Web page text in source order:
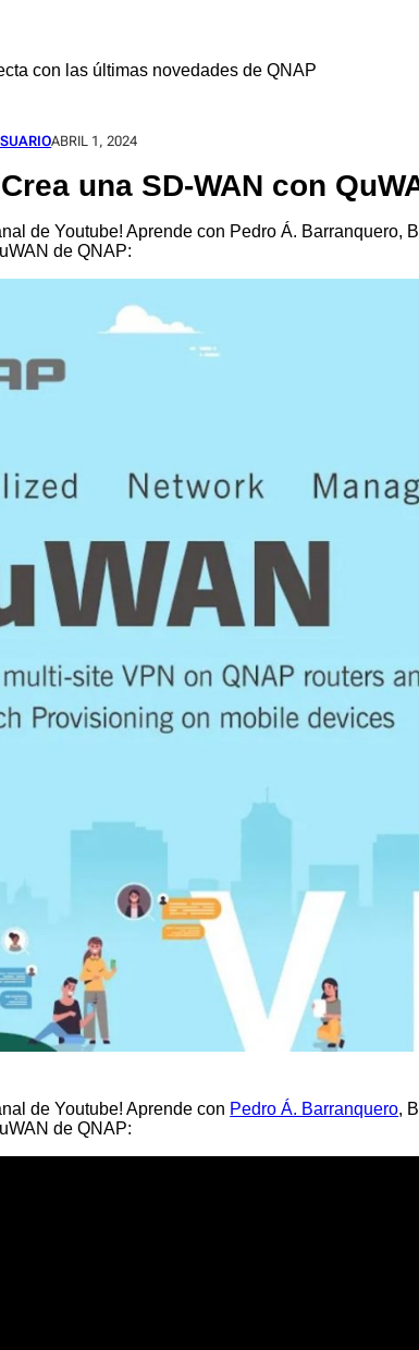
con las últimas novedades de QNAP
ABRIL 1, 2024
una SD-WAN con
de Youtube! Aprende con Pedro Á.
de QNAP:
de Youtube! Aprende con Pedro Á. Barranquero,
de QNAP: